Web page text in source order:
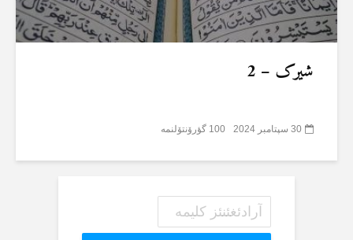
شیرک – 2
30 سپتامبر 2024 100 گؤرۆنتۆلنمە